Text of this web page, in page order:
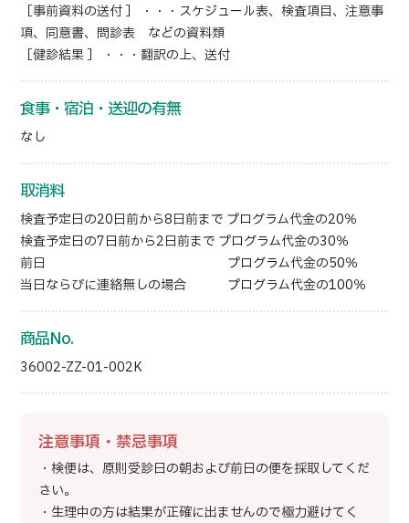
［事前資料の送付 ］ ・・・スケジュール表、検査項目、注意事
項、同意書、問診表 などの資料類
［健診結果 ］ ・・・翻訳の上、送付
食事・宿泊・送迎の有無
なし
取消料
検査予定日の20日前から8日前まで プログラム代金の20％
検査予定日の7日前から2日前まで プログラム代金の30％
前日 プログラム代金の50％
当日ならびに連絡無しの場合 プログラム代金の100％
商品No.
36002-ZZ-01-002K
注意事項・禁忌事項
・検便は、原則受診日の朝および前日の便を採取してくだ
さい。
・生理中の方は結果が正確に出ませんので極力避けてく